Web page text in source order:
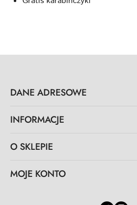
DANE ADRESOWE
INFORMACJE
O SKLEPIE
MOJE KONTO